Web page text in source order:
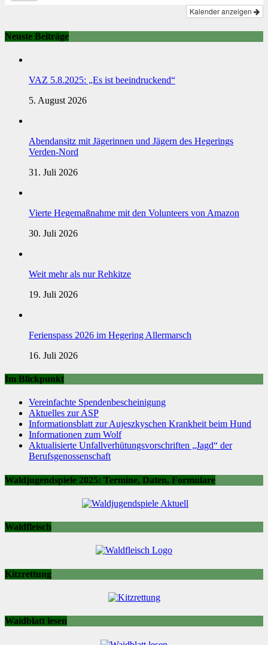
Kalender anzeigen
Neuste Beiträge
VAZ 5.8.2025: „Es ist beeindruckend“
5. August 2026
Abendansitz mit Jägerinnen und Jägern des Hegerings
Verden-Nord
31. Juli 2026
Vierte Hegemaßnahme mit den Volunteers von Amazon
30. Juli 2026
Weit mehr als nur Rehkitze
19. Juli 2026
Ferienspass 2026 im Hegering Allermarsch
16. Juli 2026
Im Blickpunkt
Vereinfachte Spendenbescheinigung
Aktuelles zur ASP
Informationsblatt zur Aujeszkyschen Krankheit beim Hund
Informationen zum Wolf
Aktualisierte Unfallverhütungsvorschriften „Jagd“ der
Berufsgenossenschaft
Waldjugendspiele 2025: Termine, Daten, Formulare
Waldfleisch
Kitzrettung
Waidblatt lesen